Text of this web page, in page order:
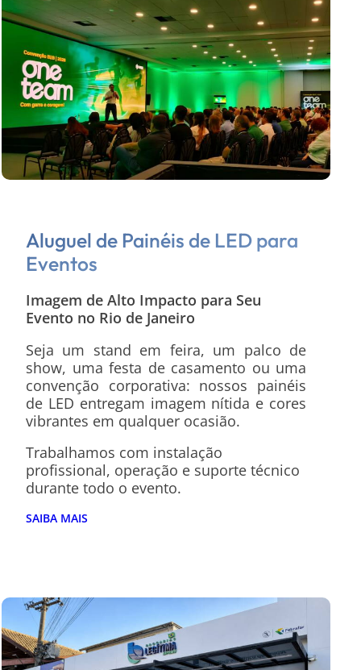
Aluguel de Painéis de LED para
Eventos
Imagem de Alto Impacto para Seu
Evento no Rio de Janeiro
Seja um stand em feira, um palco de
show, uma festa de casamento ou uma
convenção corporativa: nossos painéis
de LED entregam imagem nítida e cores
vibrantes em qualquer ocasião.
Trabalhamos com instalação
profissional, operação e suporte técnico
durante todo o evento.
SAIBA MAIS